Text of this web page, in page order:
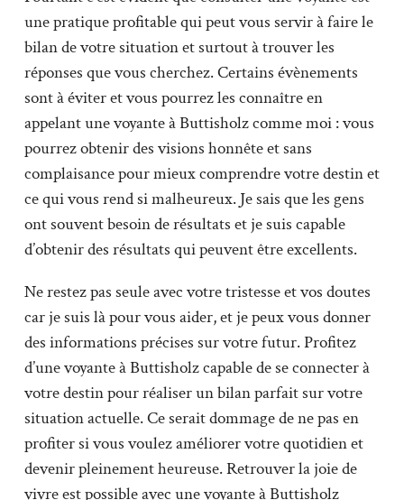
une pratique profitable qui peut vous servir à faire le
bilan de votre situation et surtout à trouver les
réponses que vous cherchez. Certains évènements
sont à éviter et vous pourrez les connaître en
appelant une voyante à Buttisholz comme moi : vous
pourrez obtenir des visions honnête et sans
complaisance pour mieux comprendre votre destin et
ce qui vous rend si malheureux. Je sais que les gens
ont souvent besoin de résultats et je suis capable
d’obtenir des résultats qui peuvent être excellents.
Ne restez pas seule avec votre tristesse et vos doutes
car je suis là pour vous aider, et je peux vous donner
des informations précises sur votre futur. Profitez
d’une voyante à Buttisholz capable de se connecter à
votre destin pour réaliser un bilan parfait sur votre
situation actuelle. Ce serait dommage de ne pas en
profiter si vous voulez améliorer votre quotidien et
devenir pleinement heureuse. Retrouver la joie de
vivre est possible avec une voyante à Buttisholz